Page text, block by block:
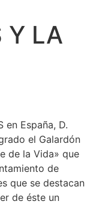
Y LA
en España, D.
el Galardón
de la Vida» que
de
que se destacan
de éste un